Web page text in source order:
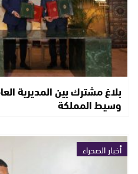
بلاغ مشترك بين المديرية
وسيط المملكة
أخبار الصحراء